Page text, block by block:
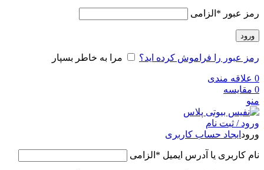
رمز عبور * الزامی
ورود
رمز عبور را فراموش کرده اید؟ مرا به خاطر بسپار
0 علاقه مندی
0 مقایسه
منو
ورود / ثبت نام
ورود ایجاد حساب کاربری
نام کاربری یا آدرس ایمیل * الزامی